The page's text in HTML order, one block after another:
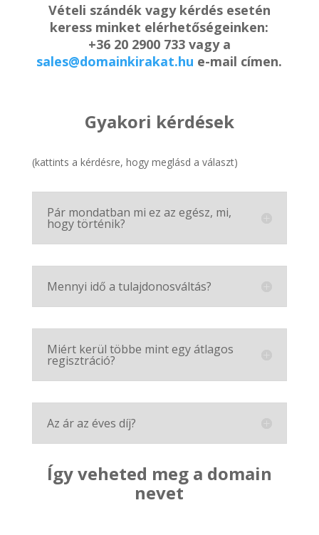
Vételi szándék vagy kérdés esetén
keress minket elérhetőségeinken:
+36 20 2900 733 vagy a
sales@domainkirakat.hu e-mail címen.
Gyakori kérdések
(kattints a kérdésre, hogy meglásd a választ)
Pár mondatban mi ez az egész, mi,
hogy történik?
Mennyi idő a tulajdonosváltás?
Miért kerül többe mint egy átlagos
regisztráció?
Az ár az éves díj?
Így veheted meg a domain
nevet